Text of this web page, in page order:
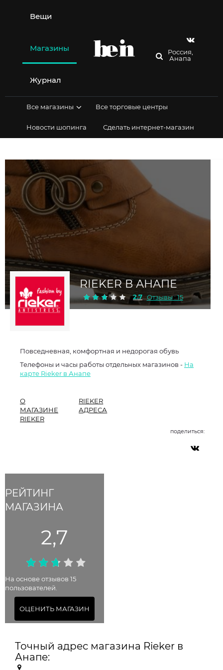
содержимому
Вещи
Магазины
Журнал
Россия,
Анапа
Все магазины Все торговые центры
Новости шопинга Сделать интернет-магазин
RIEKER В АНАПЕ
2.7 Отзывы : 15
РЕЙТИНГ
МАГАЗИНА
2,7
На основе отзывов 15
пользователей.
ОЦЕНИТЬ МАГАЗИН
Повседневная, комфортная и недорогая обувь
Телефоны и часы работы отдельных магазинов - На
карте Rieker в Анапе
О
МАГАЗИНЕ
RIEKER
RIEKER
АДРЕСА
поделиться:
Точный адрес магазина Rieker в
Анапе: